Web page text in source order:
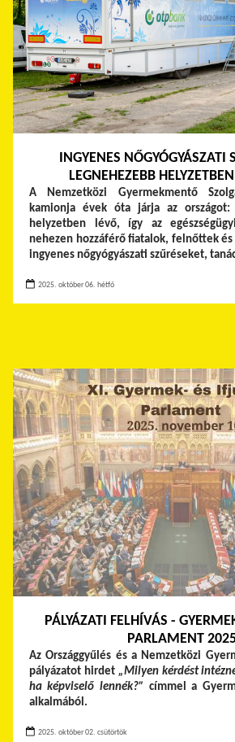
INGYENES NŐGYÓGYÁSZATI
LEGNEHEZEBB
A Nemzetközi Gyermekmentő
kamionja évek óta járja az országot:
helyzetben lévő, így az
nehezen hozzáférő fiatalok, felnőttek és
ingyenes nőgyógyászati szűréseket,
2025. október 06. hétfő
PÁLYÁZATI FELHÍVÁS -
PARLAMENT
Az Országgyűlés és a Nemzetközi
pályázatot hirdet „Milyen kérdést
ha képviselő lennék?” címmel a
alkalmából.
2025. október 02. csütörtök